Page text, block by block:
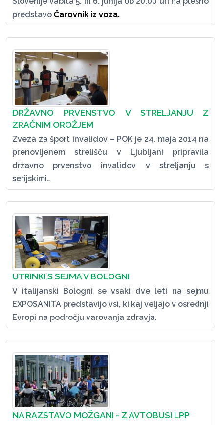
predstavo Čarovnik iz voza.
DRŽAVNO PRVENSTVO V STRELJANJU Z
ZRAČNIM OROŽJEM
Zveza za šport invalidov – POK je 24. maja 2014 na
prenovljenem strelišču v Ljubljani pripravila
državno prvenstvo invalidov v streljanju s
serijskimi…
UTRINKI S SEJMA V BOLOGNI
V italijanski Bologni se vsaki dve leti na sejmu
EXPOSANITA predstavijo vsi, ki kaj veljajo v osrednji
Evropi na področju varovanja zdravja.
NA RAZSTAVO MOŽGANI - Z AVTOBUSI LPP